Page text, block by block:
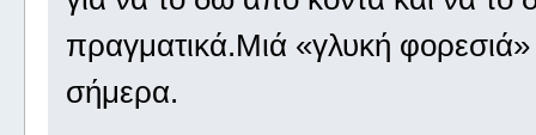
πραγματικά.Μιά «γλυκή
σήμερα.